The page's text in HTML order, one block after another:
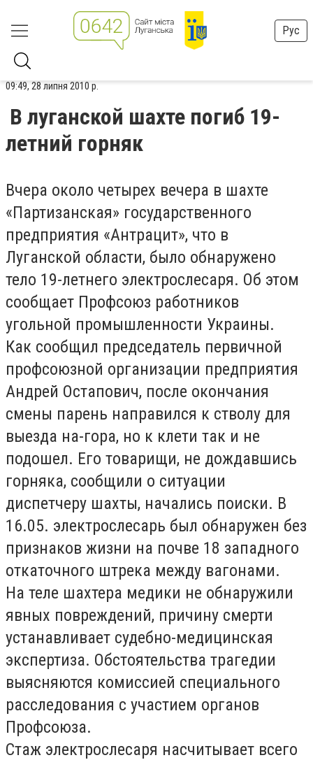
Рус
09:49, 28 липня 2010 р.
В луганской шахте погиб 19-
летний горняк
Вчера около четырех вечера в шахте
«Партизанская» государственного
предприятия «Антрацит», что в
Луганской области, было обнаружено
тело 19-летнего электрослесаря. Об этом
сообщает Профсоюз работников
угольной промышленности Украины.
Как сообщил председатель первичной
профсоюзной организации предприятия
Андрей Остапович, после окончания
смены парень направился к стволу для
выезда на-гора, но к клети так и не
подошел. Его товарищи, не дождавшись
горняка, сообщили о ситуации
диспетчеру шахты, начались поиски. В
16.05. электрослесарь был обнаружен без
признаков жизни на почве 18 западного
откаточного штрека между вагонами.
На теле шахтера медики не обнаружили
явных повреждений, причину смерти
устанавливает судебно-медицинская
экспертиза. Обстоятельства трагедии
выясняются комиссией специального
расследования с участием органов
Профсоюза.
Стаж электрослесаря насчитывает всего